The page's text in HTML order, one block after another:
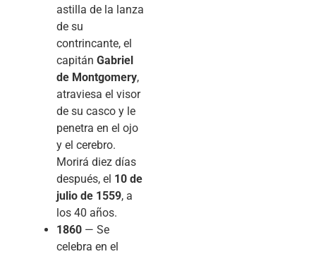
astilla de la lanza
de su
contrincante, el
capitán Gabriel
de Montgomery,
atraviesa el visor
de su casco y le
penetra en el ojo
y el cerebro.
Morirá diez días
después, el 10 de
julio de 1559, a
los 40 años.
1860 — Se
celebra en el